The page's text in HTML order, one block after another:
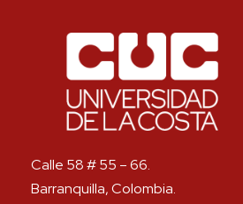
Calle 58 # 55 – 66.
Barranquilla, Colombia.